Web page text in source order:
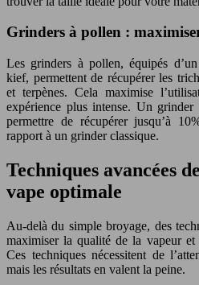
Grinders à pollen :
Les grinders à pollen, équipés
kief, permettent de récupérer les
et terpènes. Cela maximise
expérience plus intense. Un
permettre de récupérer jusqu’à
rapport à un grinder classique.
Techniques avancées
vape optimale
Au-delà du simple broyage, des
maximiser la qualité de la vapeur
Ces techniques nécessitent de
mais les résultats en valent la peine.